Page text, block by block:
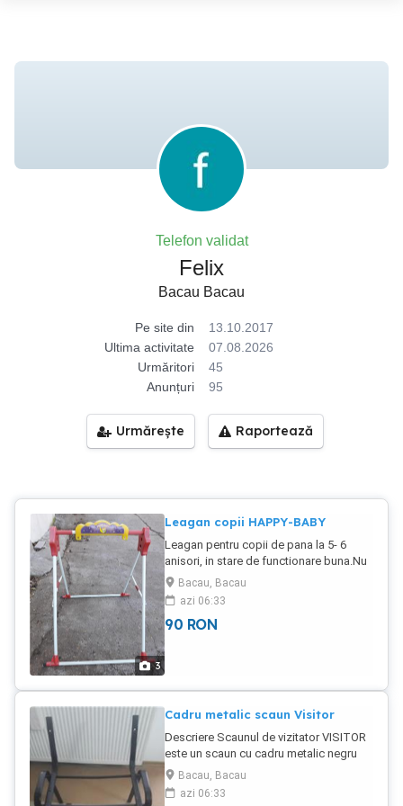
Telefon validat
Felix
Bacau Bacau
Pe site din
13.10.2017
Ultima activitate
07.08.2026
Urmăritori
45
Anunțuri
95
Urmărește Raportează
3
Leagan copii HAPPY-BABY
Leagan pentru copii de pana la 5- 6
anisori, in stare de functionare buna.Nu
are scaunelul.
Bacau, Bacau
azi 06:33
90 RON
Cadru metalic scaun Visitor
Descriere Scaunul de vizitator VISITOR
este un scaun cu cadru metalic negru
vopsit in camp electrostatic, usor de
manevrat si de transportat. Dimensiunile
sale compacte permit utilizarea
Bacau, Bacau
azi 06:33